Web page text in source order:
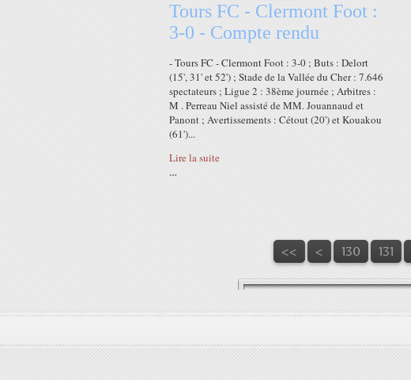
Tours FC - Clermont Foot :
3-0 - Compte rendu
- Tours FC - Clermont Foot : 3-0 ; Buts : Delort
(15', 31' et 52') ; Stade de la Vallée du Cher : 7.646
spectateurs ; Ligue 2 : 38ème journée ; Arbitres :
M . Perreau Niel assisté de MM. Jouannaud et
Panont ; Avertissements : Cétout (20') et Kouakou
(61')...
Lire la suite
…
<< < 100
110
120
130 131